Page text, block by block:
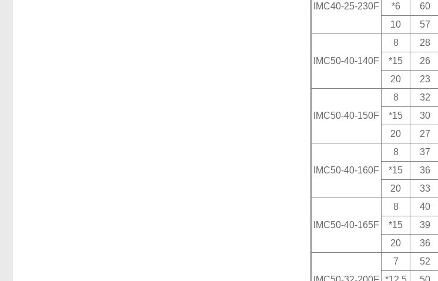
IMC40-25-230F *6 60
10
57
IMC50-40-140F
8 28
*15 26
20
23
IMC50-40-150F
8 32
*15 30
20
27
IMC50-40-160F
8 37
*15 36
20
33
IMC50-40-165F
8 40
*15 39
20
36
7 52